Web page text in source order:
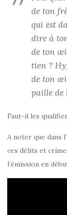
de ton
qui est
dire à
de ton
tien ?
de ton
paille de
Faut-il les
A noter que dans
ces délits et
l’émission en